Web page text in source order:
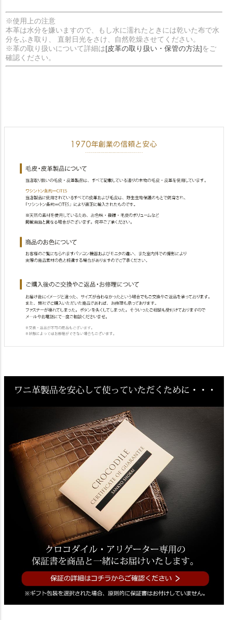
※使用上の注意
本革は水分を嫌いますので、もし水に濡れたときには乾いた布で水
分をふき取り、 直射日光をさけ、自然乾燥させてください。
※革の取り扱いについて詳細は[皮革の取り扱い・保管の方法]をご
確認ください。